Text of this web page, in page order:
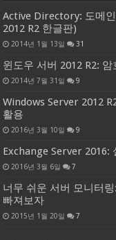
Active Directory: 도메
2012 R2 한글판)
2014년 1월 13일 31
윈도우 서버 2012 R2: 암
2014년 7월 31일 9
Windows Server 2012
활용
2016년 3월 10일 9
Exchange Server 2016:
2016년 3월 6일 7
너무 쉬운 서버 모니터
빠져보자
2015년 1월 20일 7